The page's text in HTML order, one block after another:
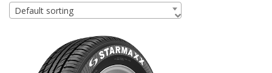
Default sorting